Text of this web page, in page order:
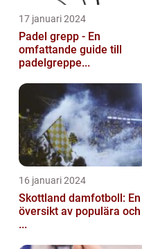
17 januari 2024
Padel grepp - En
omfattande guide till
padelgreppe...
16 januari 2024
Skottland damfotboll: En
översikt av populära och
...